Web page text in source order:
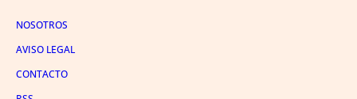
NOSOTROS
AVISO LEGAL
CONTACTO